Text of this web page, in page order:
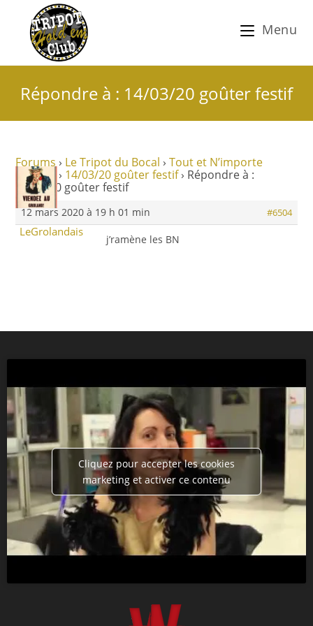
Menu
Répondre à : 14/03/20 goûter festif
Forums › Le Tripot du Bocal › Tout et N’importe
Nawak ! › 14/03/20 goûter festif › Répondre à :
14/03/20 goûter festif
12 mars 2020 à 19 h 01 min #6504
LeGrolandais
j’ramène les BN
Cliquez pour accepter les cookies
marketing et activer ce contenu